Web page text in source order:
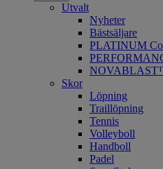
Utvalt
Nyheter
Bästsäljare
PLATINUM
Skor
Löpning
Traillöpning
Tennis
Volleyboll
Handboll
Padel